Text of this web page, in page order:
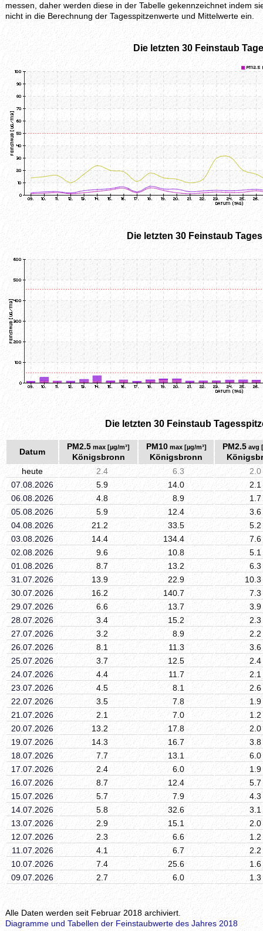
messen, daher werden diese in der Tabelle gekennzeichnet indem
nicht in die Berechnung der Tagesspitzenwerte und Mittelwerte ein.
Die letzten 30 Feinstaub
Die letzten 30 Feinstaub
Die letzten 30 Feinstaub
Datum
PM2.5 max [µg/m³]
Königsbronn
PM10max [µg/m³]
Königsbronn
PM2.5avg
heute
2.4 6.3
2.0
07.08.2026
5.9 14.0
2.1
06.08.2026
4.8 8.9
1.7
05.08.2026
5.9 12.4
3.6
04.08.2026
21.2 33.5
5.2
03.08.2026
14.4 134.4
7.6
02.08.2026
9.6 10.8
5.1
01.08.2026
8.7 13.2
6.3
31.07.2026
13.9 22.9
10.3
30.07.2026
16.2 140.7
7.3
29.07.2026
6.6 13.7
3.9
28.07.2026
3.4 15.2
2.3
27.07.2026
3.2 8.9
2.2
26.07.2026
8.1 11.3
3.6
25.07.2026
3.7 12.5
2.4
24.07.2026
4.4 11.7
2.1
23.07.2026
4.5 8.1
2.6
22.07.2026
3.5 7.8
1.9
21.07.2026
2.1 7.0
1.2
20.07.2026
13.2 17.8
2.0
19.07.2026
14.3 16.7
3.8
18.07.2026
7.7 13.1
6.0
17.07.2026
2.4 6.0
1.9
16.07.2026
8.7 12.4
5.7
15.07.2026
5.7 7.9
4.3
14.07.2026
5.8 32.6
3.1
13.07.2026
2.9 15.1
2.0
12.07.2026
2.3 6.6
1.2
11.07.2026
4.1 6.7
2.2
10.07.2026
7.4 25.6
1.6
09.07.2026
2.7 6.0 1.3
Alle Daten werden seit Februar 2018 archiviert.
Diagramme und Tabellen der Feinstaubwerte des Jahres 2018